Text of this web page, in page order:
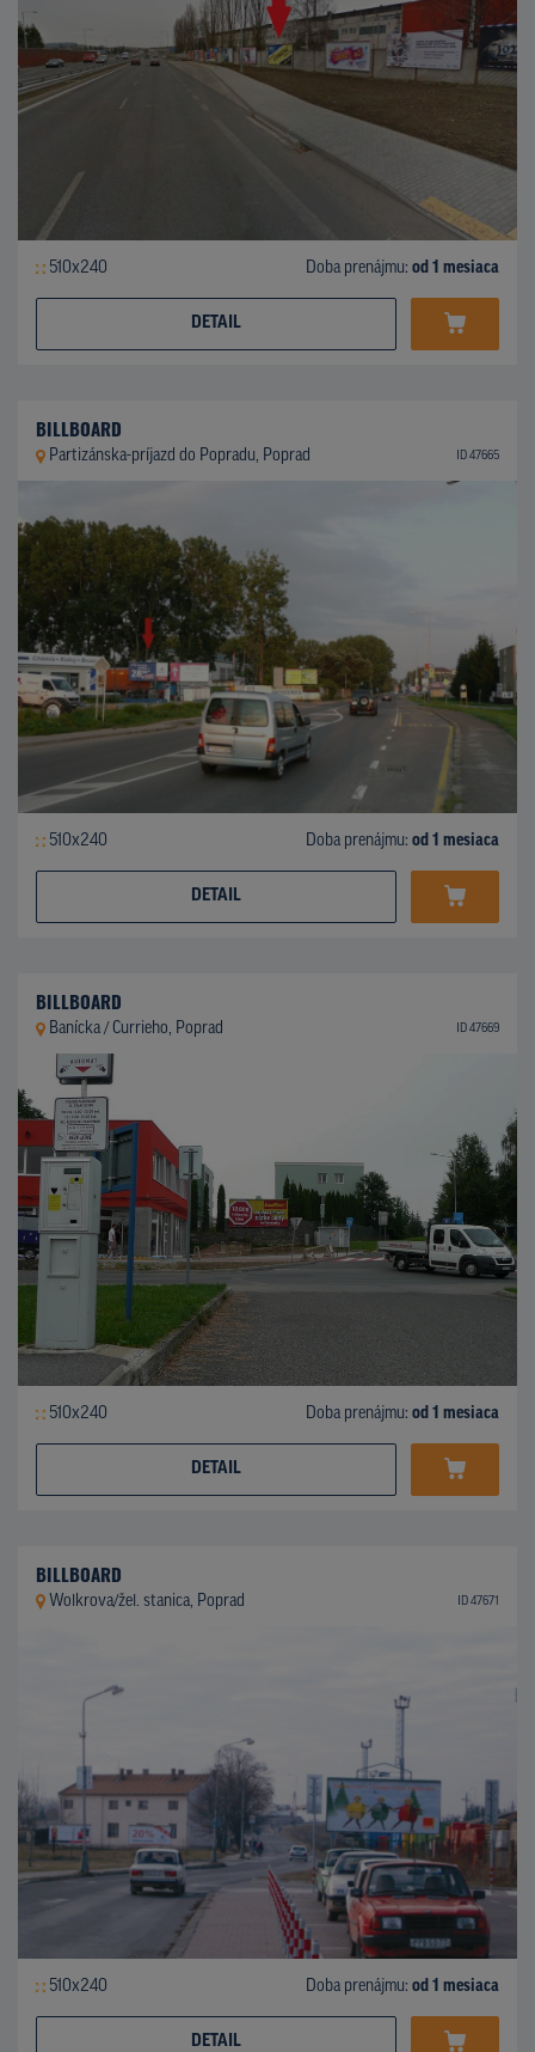
510x240 Doba prenájmu: od 1 mesiaca
DETAIL
BILLBOARD
Partizánska-príjazd do Popradu, Poprad ID 47665
510x240 Doba prenájmu: od 1 mesiaca
DETAIL
BILLBOARD
Banícka / Currieho, Poprad ID 47669
510x240 Doba prenájmu: od 1 mesiaca
DETAIL
BILLBOARD
Wolkrova/žel. stanica, Poprad ID 47671
510x240 Doba prenájmu: od 1 mesiaca
DETAIL